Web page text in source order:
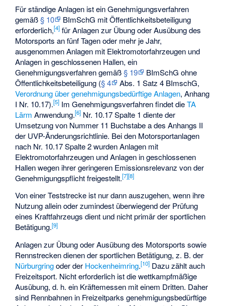
Für ständige Anlagen ist ein Genehmigungsverfahren
gemäß§ 10
BImSchG mit Öffentlichkeitsbeteiligung
erforderlich,[4] für Anlagen zur Übung oder Ausübung des
Motorsports an fünf Tagen oder mehr je Jahr,
ausgenommen Anlagen mit Elektromotorfahrzeugen und
Anlagen in geschlossenen Hallen, ein
Genehmigungsverfahren gemäß§ 19
BImSchG ohne
Öffentlichkeitsbeteiligung (§ 4
Abs. 1 Satz 4 BImschG,
Verordnung über genehmigungsbedürftige Anlagen, Anhang
I Nr. 10.17).[5] Im Genehmigungsverfahren findet dieTA
Lärm Anwendung.[6] Nr. 10.17 Spalte 1 diente der
Umsetzung von Nummer 11 Buchstabe a des Anhangs II
der UVP-Änderungsrichtlinie. Bei den Motorsportanlagen
nach Nr. 10.17 Spalte 2 wurden Anlagen mit
Elektromotorfahrzeugen und Anlagen in geschlossenen
Hallen wegen ihrer geringeren Emissionsrelevanz von der
Genehmigungspflicht freigestellt.[7][8]
Von einer Teststrecke ist nur dann auszugehen, wenn ihre
Nutzung allein oder zumindest überwiegend der Prüfung
eines Kraftfahrzeugs dient und nicht primär der sportlichen
Betätigung.[9]
Anlagen zur Übung oder Ausübung des Motorsports sowie
Rennstrecken dienen der sportlichen Betätigung, z. B. der
Nürburgringoder der Hockenheimring.[10] Dazu zählt auch
Freizeitsport. Nicht erforderlich ist die wettkampfmäßige
Ausübung, d. h. ein Kräftemessen mit einem Dritten. Daher
sind Rennbahnen in Freizeitparks genehmigungsbedürftige